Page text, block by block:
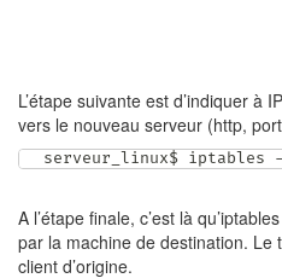
L’étape suivante est d’indiquer à
vers le nouveau serveur (http,
serveur_linux$ iptables
A l’étape finale, c’est là
par la machine de destination. Le
client d’origine.